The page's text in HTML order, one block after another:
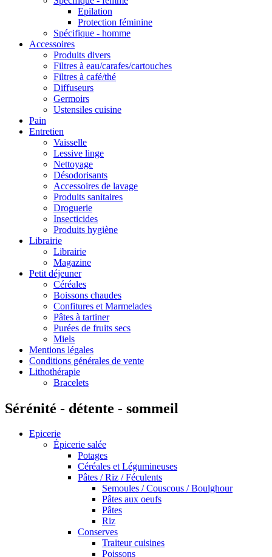
Epilation
Protection féminine
Spécifique - homme
Accessoires
Produits divers
Filtres à eau/carafes/cartouches
Filtres à café/thé
Diffuseurs
Germoirs
Ustensiles cuisine
Pain
Entretien
Vaisselle
Lessive linge
Nettoyage
Désodorisants
Accessoires de lavage
Produits sanitaires
Droguerie
Insecticides
Produits hygiène
Librairie
Librairie
Magazine
Petit déjeuner
Céréales
Boissons chaudes
Confitures et Marmelades
Pâtes à tartiner
Purées de fruits secs
Miels
Mentions légales
Conditions générales de vente
Lithothérapie
Bracelets
Sérénité - détente - sommeil
Epicerie
Épicerie salée
Potages
Céréales et Légumineuses
Pâtes / Riz / Féculents
Semoules / Couscous / Boulghour
Pâtes aux oeufs
Pâtes
Riz
Conserves
Traiteur cuisines
Poissons